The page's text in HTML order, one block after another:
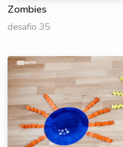
Zombies
desafio 35